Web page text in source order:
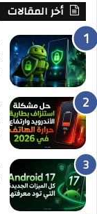
أخر المقالات